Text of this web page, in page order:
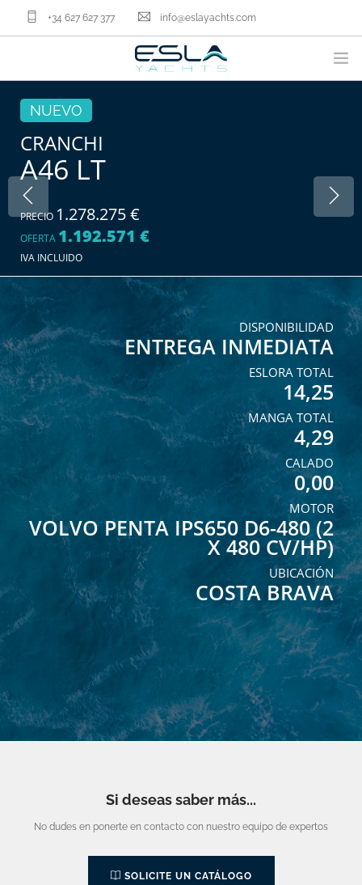
+34 627 627 377 info@eslayachts.com
MARCAS
VENDER TU BARCO
SERVICIOS NÁUTICOS
NOSOTROS
ACTUALIDAD
CONTACTA
NUEVO
CRANCHI
A46 LT
PRECIO 1.278.275 €
OFERTA 1.192.571 €
IVA INCLUIDO
DISPONIBILIDAD
ENTREGA INMEDIATA
ESLORA TOTAL
14,25
MANGA TOTAL
4,29
CALADO
0,00
MOTOR
VOLVO PENTA IPS650 D6-480 (2
X 480 CV/HP)
UBICACIÓN
COSTA BRAVA
Si deseas saber más...
No dudes en ponerte en contacto con nuestro equipo de expertos
SOLICITE UN CATÁLOGO